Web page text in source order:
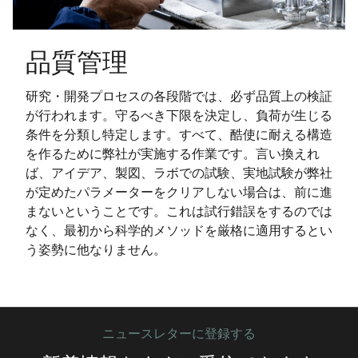
品質管理
研究・開発プロセスの各段階では、必ず品質上の検証
が行われます。守るべき下限を決定し、負荷が生じる
条件を分類し特定します。すべて、酷使に耐える構造
を作るために弊社が実施する作業です。言い換えれ
ば、アイデア、製図、ラボでの試験、実地試験が弊社
が定めたパラメーターをクリアしない場合は、前に進
まないということです。これは試行錯誤をするのでは
なく、最初から科学的メソッドを厳格に適用するとい
う姿勢に他なりません。
ニュースレターに登録する